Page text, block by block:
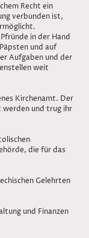
Recht ein
verbunden ist,
in der Hand
und auf
Aufgaben und der
weit
Kirchenamt. Der
und trug ihr
die für das
Gelehrten
und Finanzen